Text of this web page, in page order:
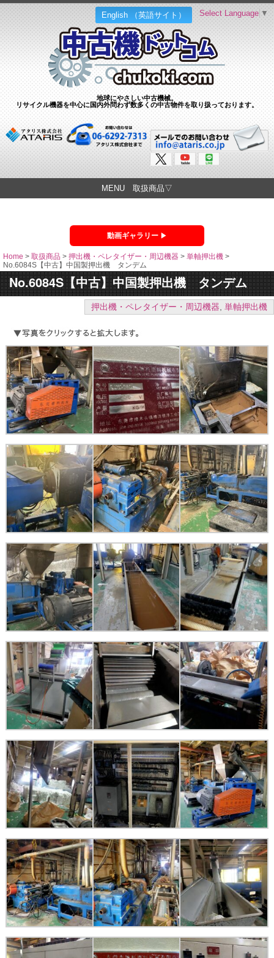
English （英語サイト）
地球にやさしい中古機械。
リサイクル機器を中心に国内外問わず数多くの中古物件を取り扱っております。
Select Language ▼
MENU 取扱商品▽
動画ギャラリー
Home > 取扱商品 > 押出機・ペレタイザー・周辺機器 > 単軸押出機 >
No.6084S【中古】中国製押出機 タンデム
No.6084S【中古】中国製押出機 タンデム
押出機・ペレタイザー・周辺機器, 単軸押出機